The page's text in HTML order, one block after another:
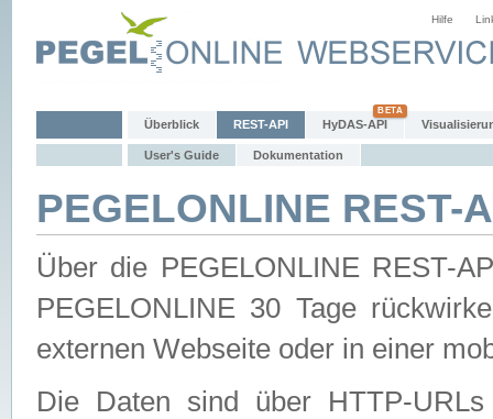
Hilfe
Überblick REST-API HyDAS-API
User's Guide Dokumentation
PEGELONLINE REST-
Über die PEGELONLINE REST-
PEGELONLINE 30 Tage
externen Webseite oder in einer
Die Daten sind über HTTP-